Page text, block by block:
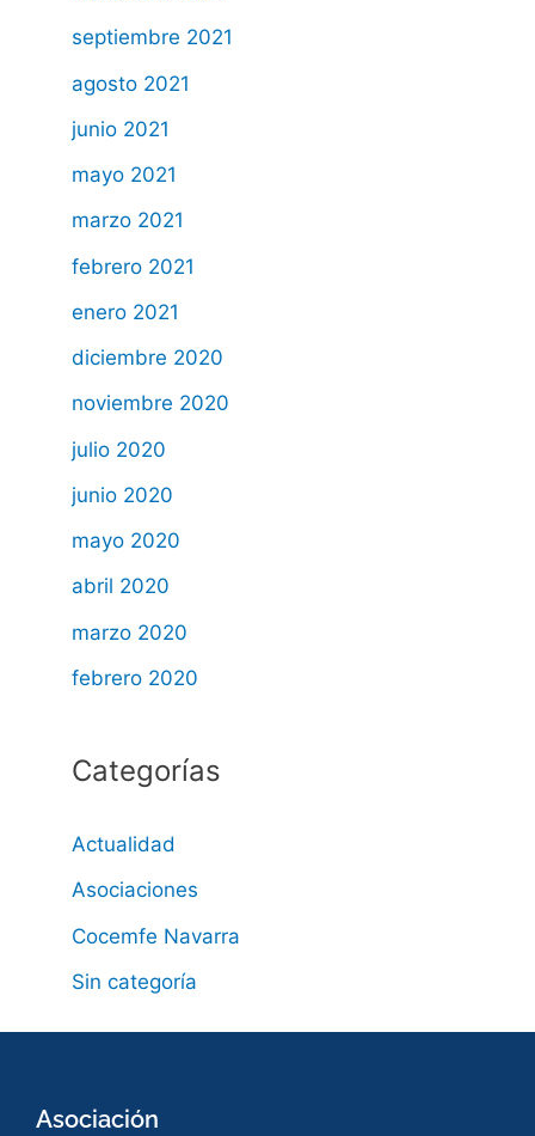
septiembre 2021
agosto 2021
junio 2021
mayo 2021
marzo 2021
febrero 2021
enero 2021
diciembre 2020
noviembre 2020
julio 2020
junio 2020
mayo 2020
abril 2020
marzo 2020
febrero 2020
Categorías
Actualidad
Asociaciones
Cocemfe Navarra
Sin categoría
Asociación